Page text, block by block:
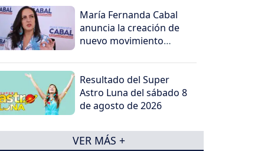
María Fernanda Cabal
anuncia la creación de
nuevo movimiento
Resultado del Super
Astro Luna del sábado 8
de agosto de 2026
VER MÁS +